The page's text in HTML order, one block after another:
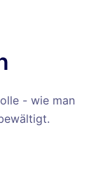
- wie man